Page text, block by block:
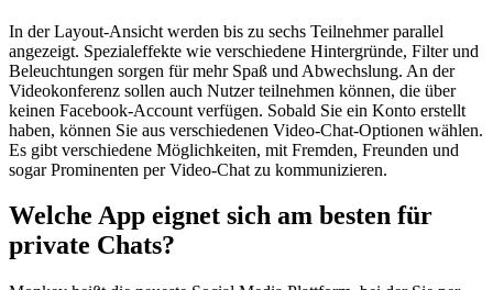
In der Layout-Ansicht werden bis zu sechs Teilnehmer parallel
angezeigt. Spezialeffekte wie verschiedene Hintergründe, Filter und
Beleuchtungen sorgen für mehr Spaß und Abwechslung. An der
Videokonferenz sollen auch Nutzer teilnehmen können, die über
keinen Facebook-Account verfügen. Sobald Sie ein Konto erstellt
haben, können Sie aus verschiedenen Video-Chat-Optionen wählen.
Es gibt verschiedene Möglichkeiten, mit Fremden, Freunden und
sogar Prominenten per Video-Chat zu kommunizieren.
Welche App eignet sich am besten für
private Chats?